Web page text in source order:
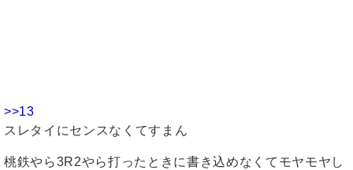
>>13
スレタイにセンスなくてすまん
桃鉄やら3R2やら打ったときに書き込めなくてモヤモヤし